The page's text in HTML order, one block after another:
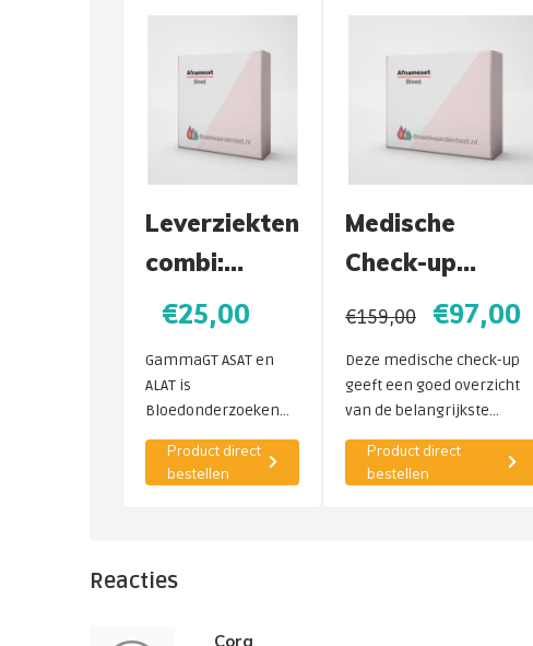
Leverziekten
combi:
ALAT, ASAT
GT
€25,00
GammaGT ASAT en
ALAT is
Bloedonderzoeken
en naar leverziekten
leverproblemen of te
veel alcoholgebruik.
Product direct
bestellen
Medische
Check-up
Algemeen
€159,00 €97,00
Deze medische check-up
geeft een goed overzicht
van de belangrijkste
orgaanfuncties. Indien
gewenst is het mogelijk
om hieronder parameters
Product direct
bestellen
Reacties
Cora